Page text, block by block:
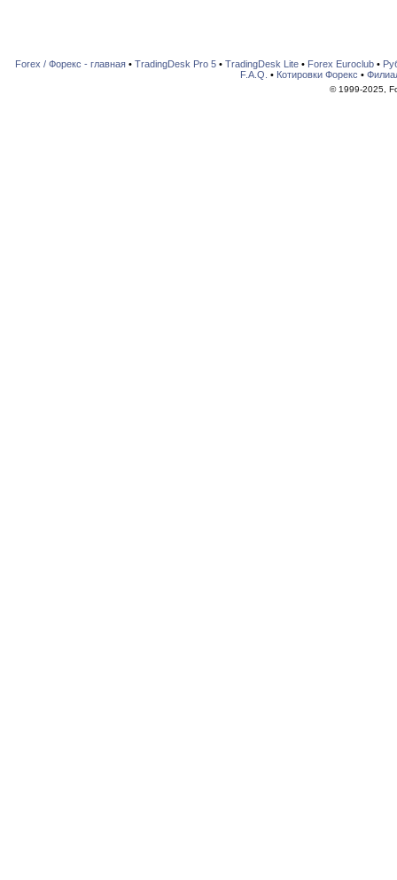
Forex / Форекс - главная• TradingDesk Pro 5• TradingDesk Lite• Forex Euroclub•
F.A.Q. • Котировки Форекс •
© 1999-2025,